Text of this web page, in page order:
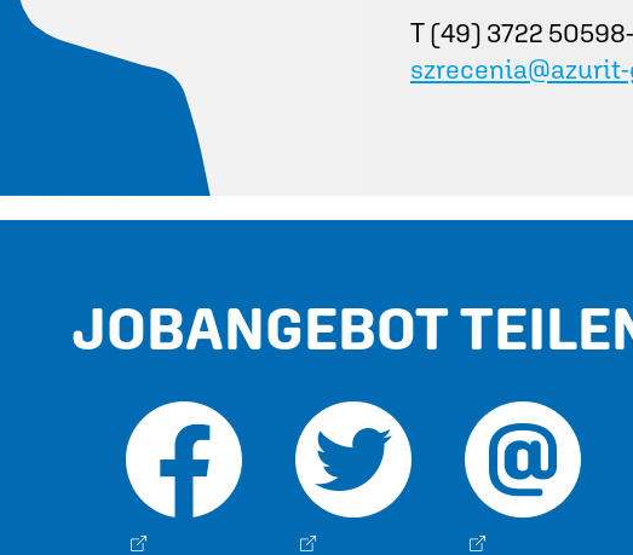
T (49) 3722
JOBANGEBOT